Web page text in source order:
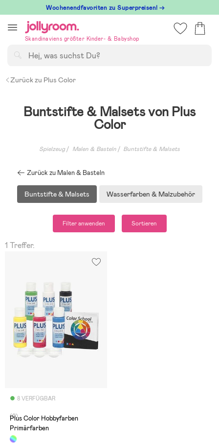
till
innehållet
Wochenendfavoriten zu Superpreisen! →
Skandinaviens größter Kinder- & Babyshop
Zurück zu Plus Color
Buntstifte & Malsets von Plus
Color
Spielzeug Malen & Basteln Buntstifte & Malsets
Zurück zu Malen & Basteln
Buntstifte & Malsets Wasserfarben & Malzubehör
Filter anwenden Sortieren
1 Treffer.
8 VERFÜGBAR
(0)
Plus Color Hobbyfarben
Primärfarben